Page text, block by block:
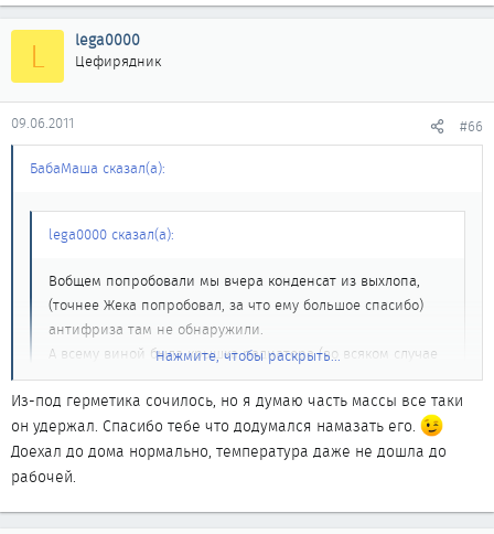
L lega0000
Цефирядник
09.06.2011 #66
БабаМаша сказал(а):
lega0000 сказал(а):
Вобщем попробовали мы вчера конденсат из выхлопа,
(точнее Жека попробовал, за что ему большое спасибо)
антифриза там не обнаружили.
А всему виной была крышка радиатора (во всяком случае
надеюсь на это), она подклинивала и температура росла.
Откуда такой вывод?
Вчера при прогреве двигателя, лопнул радиатор, теперь
придется еще и радиатор менять.
Вобщем надеюсь что после замены радиатора и крышки,
Нажмите, чтобы раскрыть...
Еще лопнул падлец тогда когда я мацал релюшки, хорошо в
лицо не долбануло
Кстати, Олег, как до дома доехал? От герметика хоть какото толк
Нажмите, чтобы раскрыть...
Из-под герметика сочилось, но я думаю часть массы все таки
он удержал. Спасибо тебе что додумался намазать его.
Доехал до дома нормально, температура даже не дошла до
рабочей.